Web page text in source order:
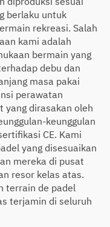
berlaku untuk
rekreasi. Salah
kami adalah
bermain yang
debu dan
masa pakai
perawatan
yang dirasakan oleh
keunggulan
CE. Kami
yang disesuaikan
mereka di pusat
resor kelas atas.
terrain de padel
terjamin di seluruh